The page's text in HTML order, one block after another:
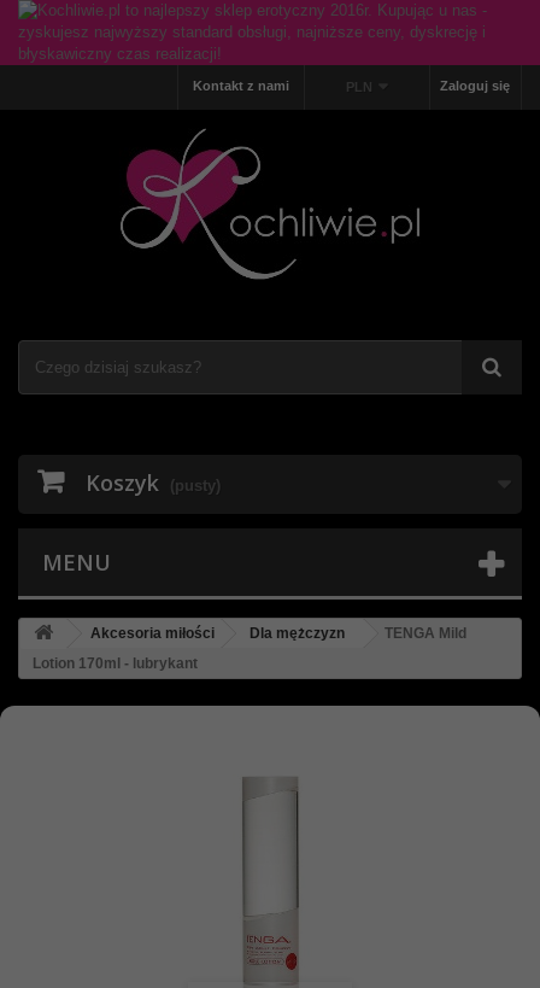
Zaloguj się
PLN
Kontakt z nami
Koszyk (pusty)
MENU
Akcesoria miłości Dla mężczyzn
TENGA Mild
Lotion 170ml - lubrykant